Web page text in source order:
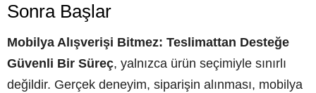
Sonra Başlar
Mobilya Alışverişi Bitmez: Teslimattan Desteğe
Güvenli Bir Süreç, yalnızca ürün seçimiyle sınırlı
değildir. Gerçek deneyim, siparişin alınması, mobilya